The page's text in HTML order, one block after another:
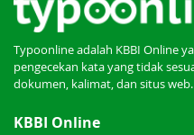
Typoonline adalah KBBI Online
pengecekan kata yang tidak
dokumen, kalimat, dan situs web.
KBBI Online